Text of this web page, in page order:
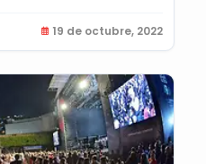
19 de octubre, 2022